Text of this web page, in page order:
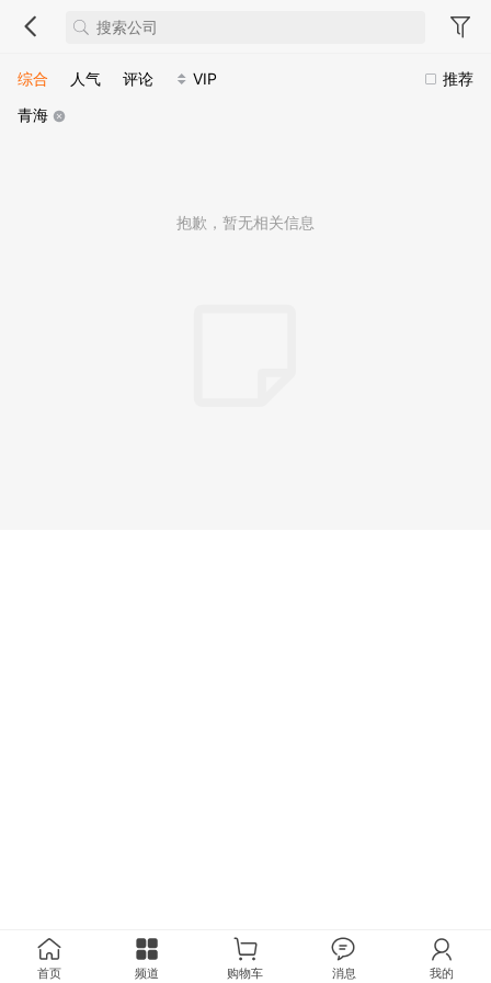
推荐
综合 人气 评论
VIP
青海
抱歉，暂无相关信息
首页 频道 购物车 消息 我的